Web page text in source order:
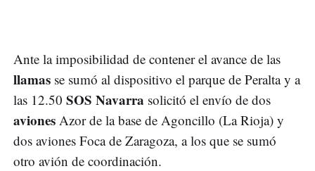
Ante la imposibilidad de contener el avance de las
llamas se sumó al dispositivo el parque de Peralta y a
las 12.50 SOS Navarra solicitó el envío de dos
aviones Azor de la base de Agoncillo (La Rioja) y
dos aviones Foca de Zaragoza, a los que se sumó
otro avión de coordinación.